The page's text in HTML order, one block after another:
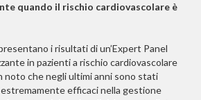
quando il rischio cardiovascolare è
i risultati di un’Expert Panel
in pazienti a rischio cardiovascolare
noto che negli ultimi anni sono stati
efficaci nella gestione